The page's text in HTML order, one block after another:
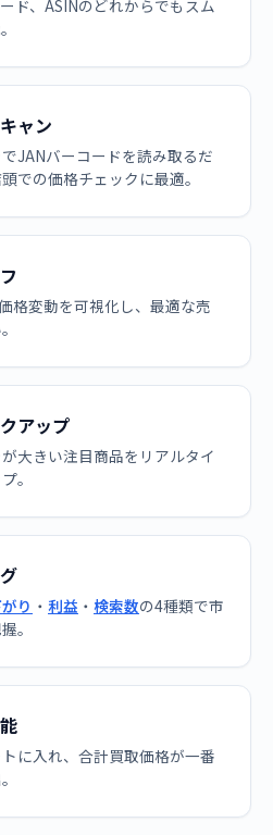
ド、ASINのどれからでもスム
ャン
JANバーコードを読み取るだ
での価格チェックに最適。
格変動を可視化し、最適な売
アップ
大きい注目商品をリアルタイ
。
り ・ 利益 ・ 検索数の4種類で市
。
に入れ、合計買取価格が一番